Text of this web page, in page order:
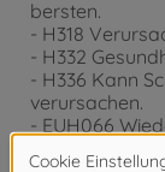
bersten.
- H318
- H332
- H336 Kann
verursachen.
- EUH066
rissiger Haut